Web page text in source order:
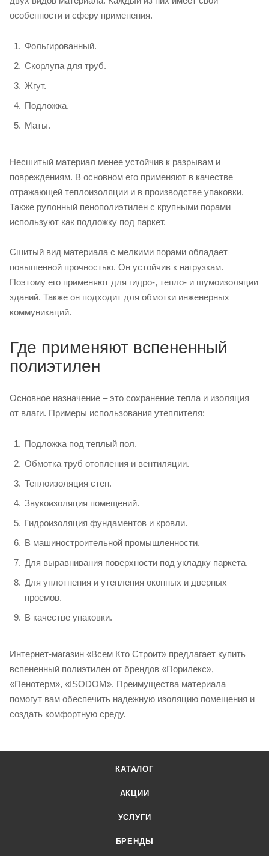
особенности и сферу применения.
Фольгированный.
Скорлупа для труб.
Жгут.
Подложка.
Маты.
Несшитый материал менее устойчив к разрывам и
повреждениям. В основном его применяют в качестве
отражающей теплоизоляции и в производстве упаковки.
Также рулонный пенополиэтилен с крупными порами
используют как подложку под паркет.
Сшитый вид материала с мелкими порами обладает
повышенной прочностью. Он устойчив к нагрузкам.
Поэтому его применяют для гидро-, тепло- и шумоизоляции
зданий. Также он подходит для обмотки инженерных
коммуникаций.
Где применяют вспененный
полиэтилен
Основное назначение – это сохранение тепла и изоляция
от влаги. Примеры использования утеплителя:
Подложка под теплый пол.
Обмотка труб отопления и вентиляции.
Теплоизоляция стен.
Звукоизоляция помещений.
Гидроизоляция фундаментов и кровли.
В машиностроительной промышленности.
Для выравнивания поверхности под укладку паркета.
Для уплотнения и утепления оконных и дверных
проемов.
В качестве упаковки.
Интернет-магазин «Всем Кто Строит» предлагает купить
вспененный полиэтилен от брендов «Порилекс»,
«Пенотерм», «ISODOM». Преимущества материала
помогут вам обеспечить надежную изоляцию помещения и
создать комфортную среду.
КАТАЛОГ
АКЦИИ
УСЛУГИ
БРЕНДЫ